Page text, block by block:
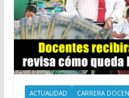
ACTUALIDAD CARRERA